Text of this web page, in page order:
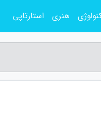
هنری استارتاپی